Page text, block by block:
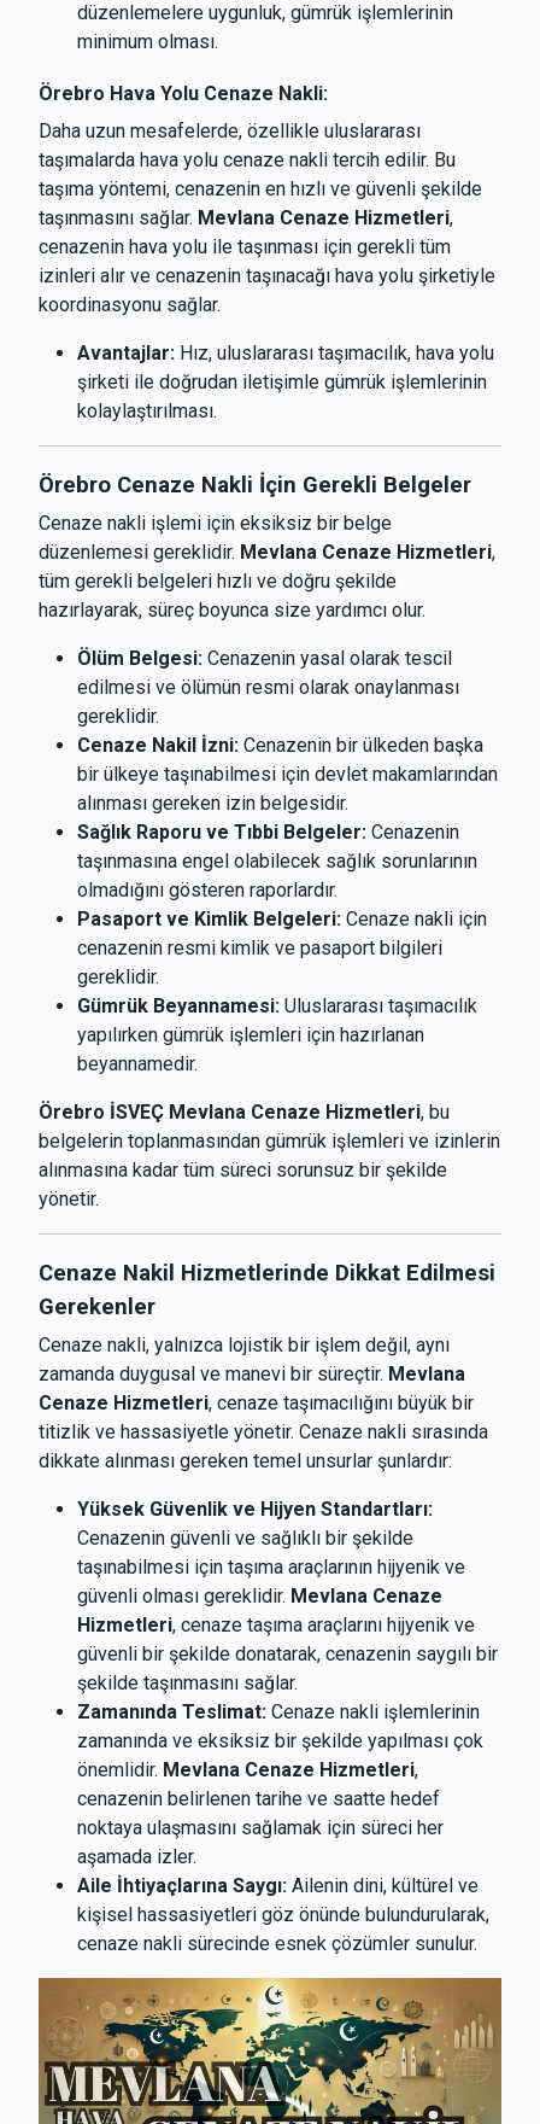
düzenlemelere uygunluk, gümrük işlemlerinin
minimum olması.
Örebro Hava Yolu Cenaze Nakli:
Daha uzun mesafelerde, özellikle uluslararası
taşımalarda hava yolu cenaze nakli tercih edilir. Bu
taşıma yöntemi, cenazenin en hızlı ve güvenli şekilde
taşınmasını sağlar. Mevlana Cenaze Hizmetleri,
cenazenin hava yolu ile taşınması için gerekli tüm
izinleri alır ve cenazenin taşınacağı hava yolu şirketiyle
koordinasyonu sağlar.
Avantajlar: Hız, uluslararası taşımacılık, hava yolu
şirketi ile doğrudan iletişimle gümrük işlemlerinin
kolaylaştırılması.
Örebro Cenaze Nakli İçin Gerekli Belgeler
Cenaze nakli işlemi için eksiksiz bir belge
düzenlemesi gereklidir. Mevlana Cenaze Hizmetleri,
tüm gerekli belgeleri hızlı ve doğru şekilde
hazırlayarak, süreç boyunca size yardımcı olur.
Ölüm Belgesi: Cenazenin yasal olarak tescil
edilmesi ve ölümün resmi olarak onaylanması
gereklidir.
Cenaze Nakil İzni: Cenazenin bir ülkeden başka
bir ülkeye taşınabilmesi için devlet makamlarından
alınması gereken izin belgesidir.
Sağlık Raporu ve Tıbbi Belgeler: Cenazenin
taşınmasına engel olabilecek sağlık sorunlarının
olmadığını gösteren raporlardır.
Pasaport ve Kimlik Belgeleri: Cenaze nakli için
cenazenin resmi kimlik ve pasaport bilgileri
gereklidir.
Gümrük Beyannamesi: Uluslararası taşımacılık
yapılırken gümrük işlemleri için hazırlanan
beyannamedir.
Örebro İSVEÇ Mevlana Cenaze Hizmetleri, bu
belgelerin toplanmasından gümrük işlemleri ve izinlerin
alınmasına kadar tüm süreci sorunsuz bir şekilde
yönetir.
Cenaze Nakil Hizmetlerinde Dikkat Edilmesi
Gerekenler
Cenaze nakli, yalnızca lojistik bir işlem değil, aynı
zamanda duygusal ve manevi bir süreçtir. Mevlana
Cenaze Hizmetleri, cenaze taşımacılığını büyük bir
titizlik ve hassasiyetle yönetir. Cenaze nakli sırasında
dikkate alınması gereken temel unsurlar şunlardır:
Yüksek Güvenlik ve Hijyen Standartları:
Cenazenin güvenli ve sağlıklı bir şekilde
taşınabilmesi için taşıma araçlarının hijyenik ve
güvenli olması gereklidir. Mevlana Cenaze
Hizmetleri, cenaze taşıma araçlarını hijyenik ve
güvenli bir şekilde donatarak, cenazenin saygılı bir
şekilde taşınmasını sağlar.
Zamanında Teslimat: Cenaze nakli işlemlerinin
zamanında ve eksiksiz bir şekilde yapılması çok
önemlidir. Mevlana Cenaze Hizmetleri,
cenazenin belirlenen tarihe ve saatte hedef
noktaya ulaşmasını sağlamak için süreci her
aşamada izler.
Aile İhtiyaçlarına Saygı: Ailenin dini, kültürel ve
kişisel hassasiyetleri göz önünde bulundurularak,
cenaze nakli sürecinde esnek çözümler sunulur.